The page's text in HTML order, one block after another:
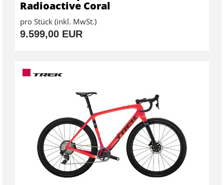
Radioactive Coral
pro Stück (inkl. MwSt.)
9.599,00 EUR